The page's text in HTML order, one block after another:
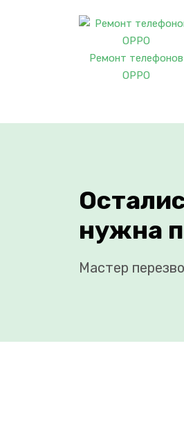
Ремонт телефонов
OPPO
нужна
Мастер